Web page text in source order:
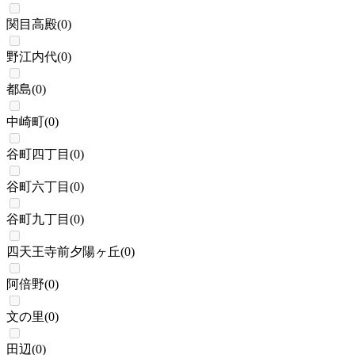
関目高殿(0)
野江内代(0)
都島(0)
中崎町(0)
谷町四丁目 (0)
谷町六丁目 (0)
谷町九丁目 (0)
四天王寺前夕陽ヶ丘(0)
阿倍野(0)
文の里(0)
田辺(0)